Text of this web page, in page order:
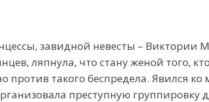
завидной невесты – Виктории
ляпнула, что стану женой того,
против такого беспредела. Явился
преступную группировку